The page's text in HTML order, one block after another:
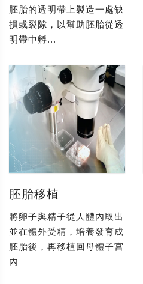
胚胎的透明帶上製造一處缺
損或裂隙，以幫助胚胎從透
明帶中孵...
胚胎移植
將卵子與精子從人體內取出
並在體外受精，培養發育成
胚胎後，再移植回母體子宮
內